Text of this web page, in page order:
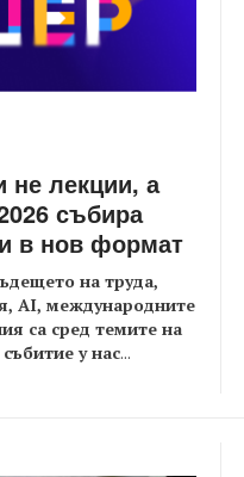
не лекции, а
събира
в нов формат
на труда,
AI, международните
са сред темите на
у нас...